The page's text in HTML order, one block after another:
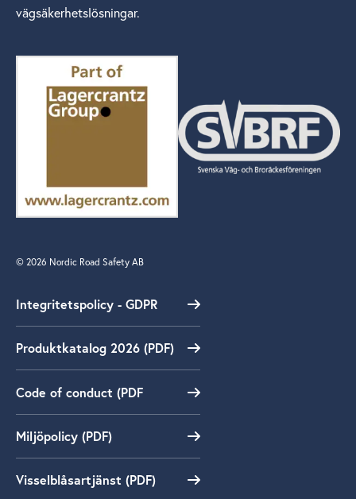
vägsäkerhetslösningar.
© 2026 Nordic Road Safety AB
Integritetspolicy - GDPR
Produktkatalog 2026 (PDF)
Code of conduct (PDF
Miljöpolicy (PDF)
Visselblåsartjänst (PDF)